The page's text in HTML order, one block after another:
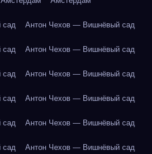
сад Антон Чехов — Вишнёвый сад
сад Антон Чехов — Вишнёвый сад
сад Антон Чехов — Вишнёвый сад
сад Антон Чехов — Вишнёвый сад
сад Антон Чехов — Вишнёвый сад
сад Антон Чехов — Вишнёвый сад